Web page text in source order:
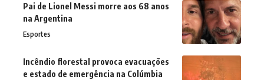
Pai de Lionel Messi morre aos 68 anos
na Argentina
Esportes
Incêndio florestal provoca evacuações
e estado de emergência na Colúmbia